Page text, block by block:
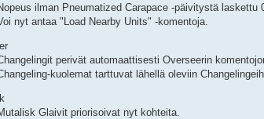
ilman Pneumatized Carapace -päivitystä laskettu
nyt antaa "Load Nearby Units" -komentoja.
perivät automaattisesti Overseerin
kuolemat tarttuvat lähellä oleviin
Glaivit priorisoivat nyt kohteita.